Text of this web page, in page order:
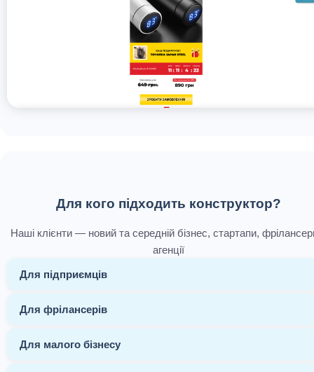
Для кого підходить конструктор?
Наші клієнти — новий та середній бізнес, стартапи,
агенції
Для підприємців
Для фрілансерів
Для малого бізнесу